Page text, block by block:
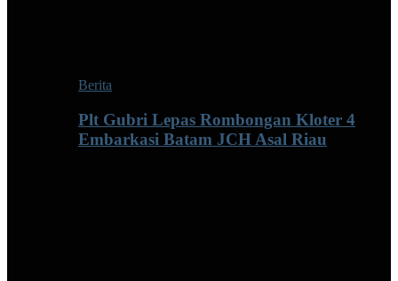
Berita
Plt Gubri Lepas Rombongan Kloter 4
Embarkasi Batam JCH Asal Riau